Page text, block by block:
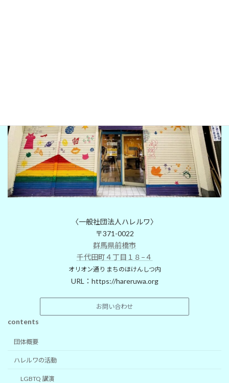
〈一般社団法人ハレルワ〉
〒371-0022
群馬県前橋市
千代田町４丁目１８−４
オリオン通り まちのほけんしつ内
URL： https://hareruwa.org
お問い合わせ
contents
団体概要
ハレルワの活動
LGBTQ 講演